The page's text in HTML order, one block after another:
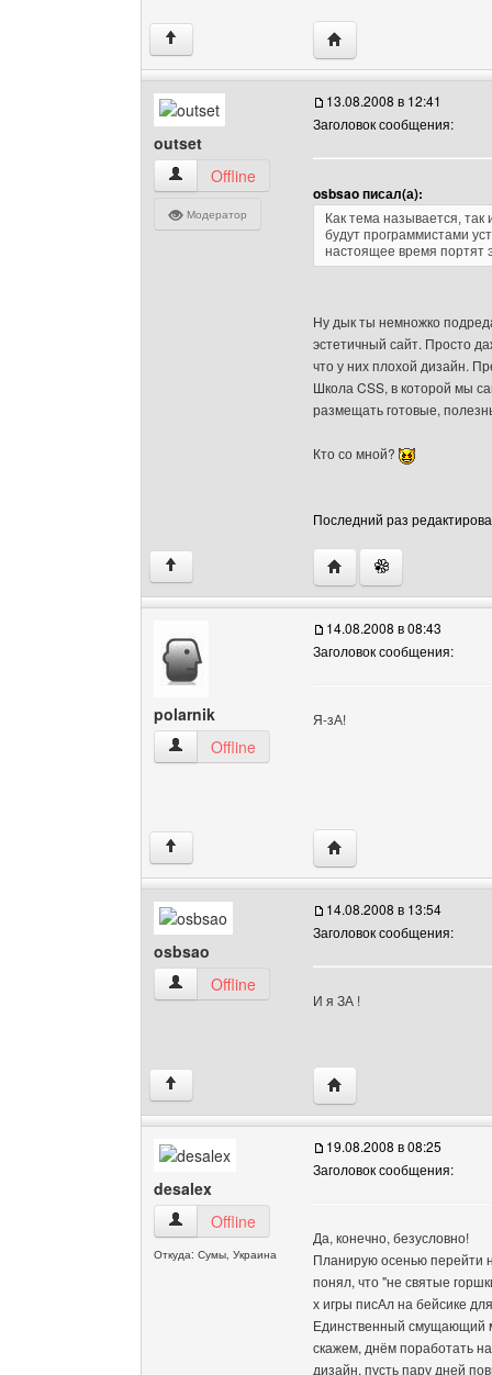
↑ Посетить сайт
outset
outset Посмотреть профиль
Offline
Модератор
13.08.2008 в 12:41
Заголовок сообщения:
osbsao писал(а):
Как тема называется,
будут программистами
настоящее время портят
Ну дык ты немножко
эстетичный сайт. Просто
что у них плохой дизайн.
Школа CSS, в которой мы
размещать готовые,
Кто со мной?
Последний раз
↑ Посетить сайт
polarnik
polarnik Посмотреть профиль
Offline
14.08.2008 в 08:43
Заголовок сообщения:
Я-зА!
↑ Посетить сайт
osbsao
osbsao Посмотреть профиль
Offline
14.08.2008 в 13:54
Заголовок сообщения:
И я ЗА !
↑ Посетить сайт
desalex
desalex Посмотреть профиль
Offline
Откуда: Сумы, Украина
19.08.2008 в 08:25
Заголовок сообщения:
Да, конечно, безусловно!
Планирую осенью перейти
понял, что "не святые
х игры писАл на бейсике
Единственный смущающий
скажем, днём поработать
дизайн, пусть пару дней